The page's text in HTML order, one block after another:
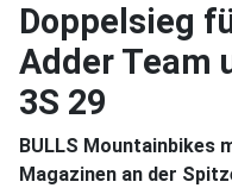
Doppelsieg
Adder Team
3S 29
BULLS Mountainbikes
Magazinen an der